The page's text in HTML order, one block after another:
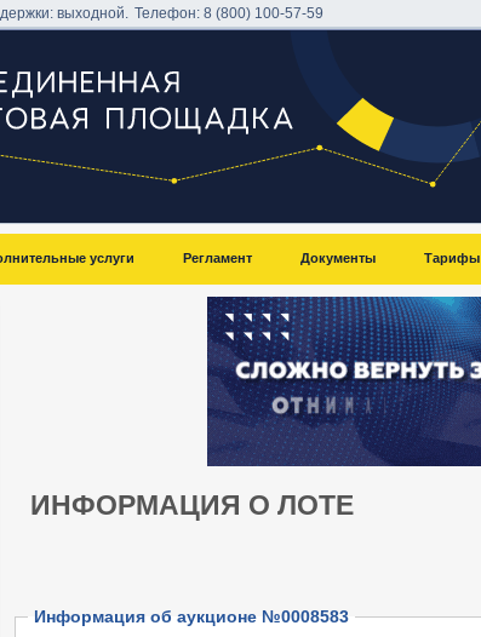
выходной.Телефон: 8 (800) 100-57-59
услуги Регламент Документы Тарифы
ИНФОРМАЦИЯ О ЛОТЕ
Информация об аукционе №0008583